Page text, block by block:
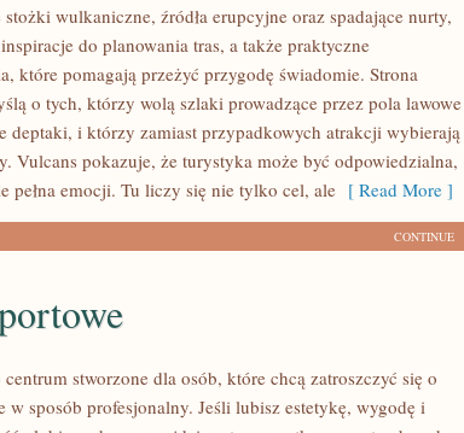
wulkaniczne, źródła erupcyjne oraz spadające nurty,
do planowania tras, a także praktyczne
które pomagają przeżyć przygodę świadomie. Strona
o tych, którzy wolą szlaki prowadzące przez pola lawowe
deptaki, i którzy zamiast przypadkowych atrakcji wybierają
Vulcans pokazuje, że turystyka może być odpowiedzialna,
pełna emocji. Tu liczy się nie tylko cel, ale [ Read More ]
CONTINUE
centrum stworzone dla osób, które chcą zatroszczyć się o
w sposób profesjonalny. Jeśli lubisz estetykę, wygodę i